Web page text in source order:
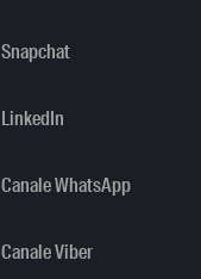
Snapchat
LinkedIn
Canale WhatsApp
Canale Viber